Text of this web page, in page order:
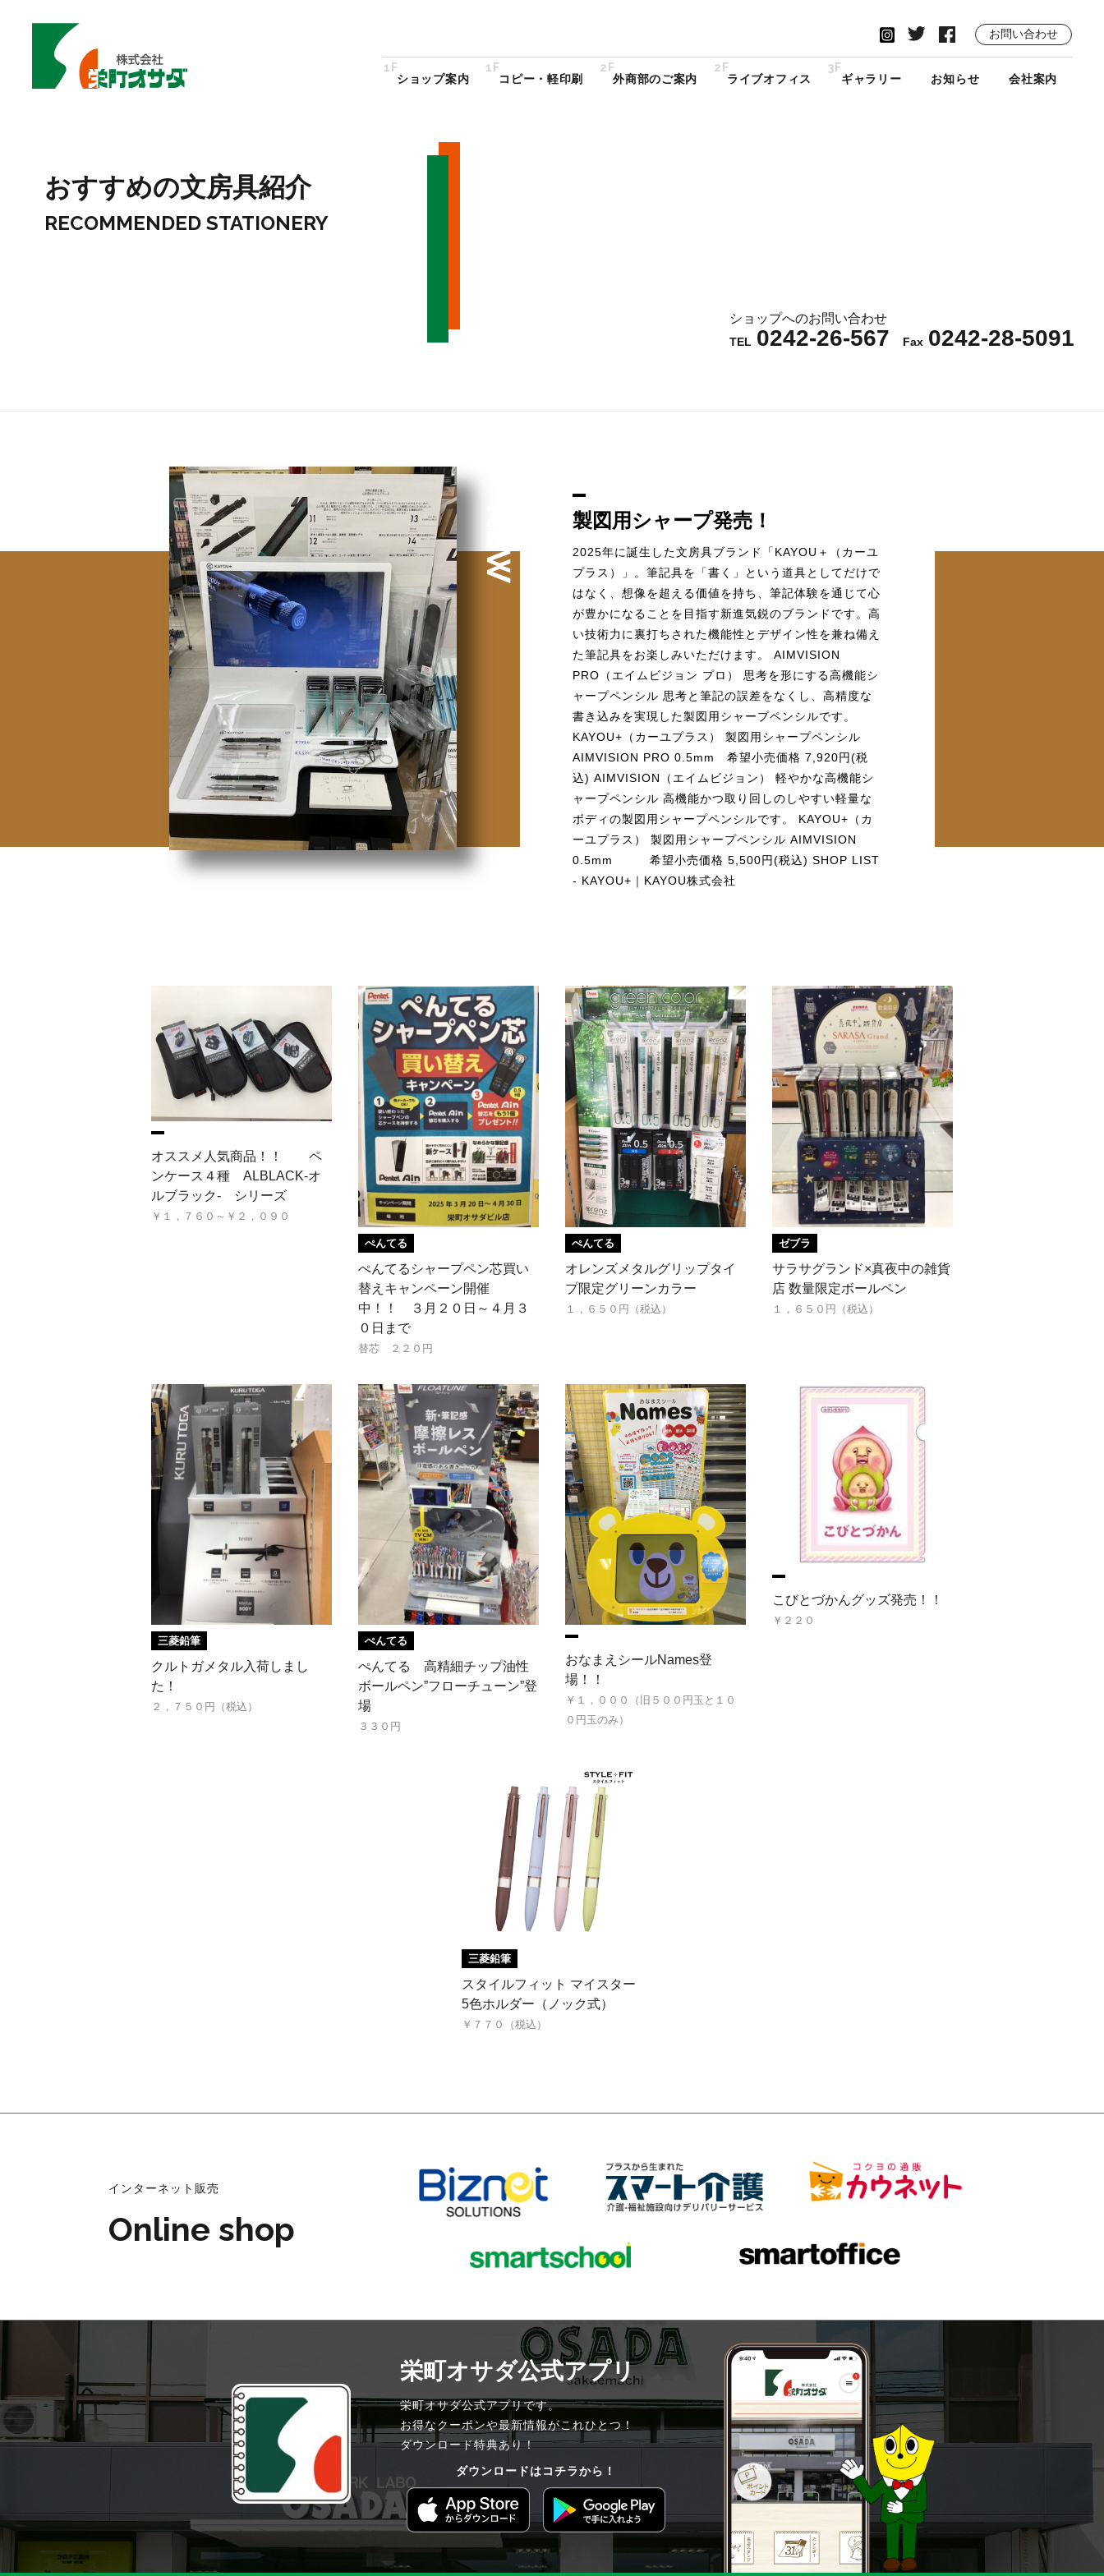
お問い合わせ
ショップ案内
1F
コピー・軽印刷
1F
外商部のご案内
2F
ライブオフィス
2F
ギャラリー
3F
お知らせ
会社案内
おすすめの文房具紹介
RECOMMENDED STATIONERY
ショップへのお問い合わせ
TEL 0242-26-567 Fax 0242-28-5091
製図用シャープ発売！
2025年に誕生した文房具ブランド「KAYOU＋（カーユ
プラス）」。筆記具を「書く」という道具としてだけで
はなく、想像を超える価値を持ち、筆記体験を通じて心
が豊かになることを目指す新進気鋭のブランドです。高
い技術力に裏打ちされた機能性とデザイン性を兼ね備え
た筆記具をお楽しみいただけます。 AIMVISION
PRO（エイムビジョン プロ） 思考を形にする高機能シ
ャープペンシル 思考と筆記の誤差をなくし、高精度な
書き込みを実現した製図用シャープペンシルです。
KAYOU+（カーユプラス） 製図用シャープペンシル
AIMVISION PRO 0.5mm 希望小売価格 7,920円(税
込) AIMVISION（エイムビジョン） 軽やかな高機能シ
ャープペンシル 高機能かつ取り回しのしやすい軽量な
ボディの製図用シャープペンシルです。 KAYOU+（カ
ーユプラス） 製図用シャープペンシル AIMVISION
0.5mm 希望小売価格 5,500円(税込) SHOP LIST
- KAYOU+｜KAYOU株式会社
オススメ人気商品！！ ペ
ンケース４種 ALBLACK-オ
ルブラック- シリーズ
￥１，７６０～￥２，０９０
ぺんてる
ぺんてるシャープペン芯買い
替えキャンペーン開催
中！！ ３月２０日～４月３
０日まで
替芯 ２２０円
ぺんてる
オレンズメタルグリップタイ
プ限定グリーンカラー
１，６５０円（税込）
ゼブラ
サラサグランド×真夜中の雑貨
店 数量限定ボールペン
１，６５０円（税込）
三菱鉛筆
クルトガメタル入荷しまし
た！
２，７５０円（税込）
ぺんてる
ぺんてる 高精細チップ油性
ボールペン”フローチューン”登
場
３３０円
おなまえシールNames登
場！！
￥１，０００（旧５００円玉と１０
０円玉のみ）
こびとづかんグッズ発売！！
￥２２０
三菱鉛筆
スタイルフィット マイスター
5色ホルダー（ノック式）
￥７７０（税込）
インターネット販売
Online shop
栄町オサダ公式アプリ
栄町オサダ公式アプリです。
お得なクーポンや最新情報がこれひとつ！
ダウンロード特典あり！
ダウンロードはコチラから！